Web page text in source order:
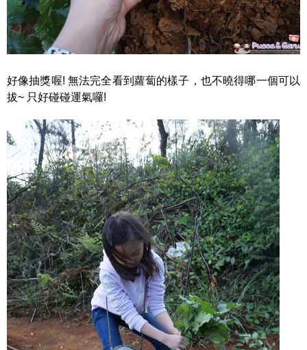
好像抽獎喔! 無法完全看到蘿蔔的樣子，也不曉得哪一個可以
拔~ 只好碰碰運氣囉!